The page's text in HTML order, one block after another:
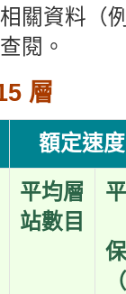
關資料（
閱。
層
額定速
平均層
站數目